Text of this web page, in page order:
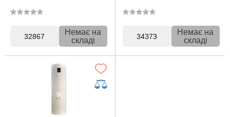
32867
Немає на
складі
34373
Немає на
складі